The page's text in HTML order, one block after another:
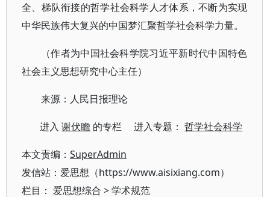
全、梯队衔接的哲学社会科学人才体系，不断为实现
中华民族伟大复兴的中国梦汇聚哲学社会科学力量。
（作者为中国社会科学院习近平新时代中国特色
社会主义思想研究中心主任）
来源：人民日报理论
进入谢伏瞻 的专栏 进入专题：哲学社会科学
本文责编： SuperAdmin
发信站：爱思想（https://www.aisixiang.com）
栏目： 爱思想综合 >学术规范